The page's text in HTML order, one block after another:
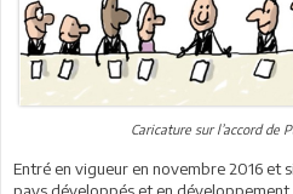
Caricature sur l’accord de
Entré en vigueur en novembre 2016 et
pays développés et en